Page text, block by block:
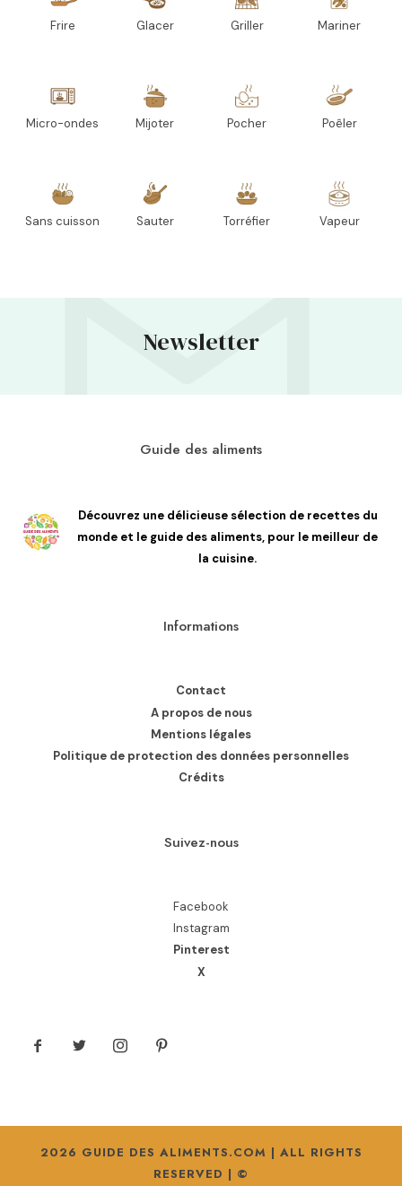
Frire Glacer Griller Mariner
Micro-ondes Mijoter Pocher Poêler
Sans cuisson Sauter Torréfier Vapeur
Newsletter
Guide des aliments
Découvrez une délicieuse sélection de recettes du
monde et le guide des aliments, pour le meilleur de
la cuisine.
Informations
Contact
A propos de nous
Mentions légales
Politique de protection des données personnelles
Crédits
Suivez-nous
Facebook
Instagram
Pinterest
X
2026 GUIDE DES ALIMENTS.COM | ALL RIGHTS
RESERVED | ©